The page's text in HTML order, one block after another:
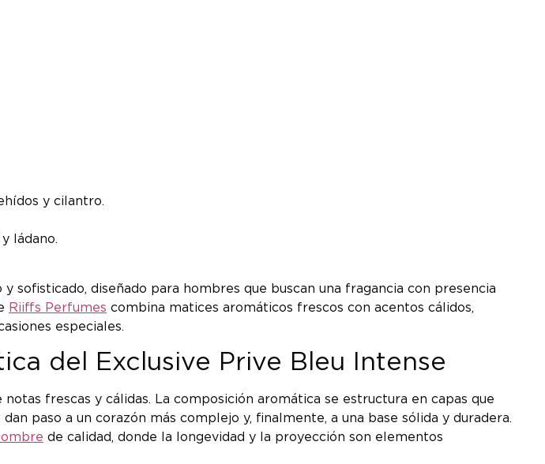
y cilantro.
ládano.
sofisticado, diseñado para hombres que buscan una fragancia con presencia
Riiffs Perfumes combina matices aromáticos frescos con acentos cálidos,
especiales.
del Exclusive Prive Bleu Intense
frescas y cálidas. La composición aromática se estructura en capas que
paso a un corazón más complejo y, finalmente, a una base sólida y duradera.
de calidad, donde la longevidad y la proyección son elementos